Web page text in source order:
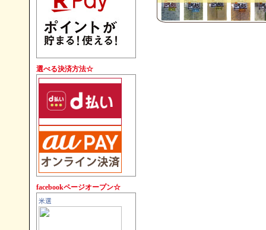
選べる決済方法☆
facebookページオープン☆
米選